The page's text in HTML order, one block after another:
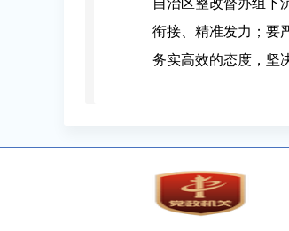
衔接、精准发力；要
务实高效的态度，坚